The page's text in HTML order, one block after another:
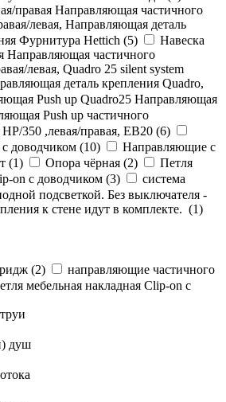
правая Направляющая частичного
левая, Направляющая деталь
Фурнитура Hettich (5)
Навеска
Направляющая частичного
левая, Quadro 25 silent system
деталь крепления Quadro,
Push up Quadro25 Направляющая
Push up частичного
350 ,левая/правая, ЕВ20 (6)
доводчиком (10)
Направляющие с
(1) Опора чёрная (2)
Петля
on с доводчиком (3)
система
подсветкой. Без выключателя -
к стене идут в комплекте. (1)
(2)
направляющие частичного
мебельная накладная Clip-on с
душ